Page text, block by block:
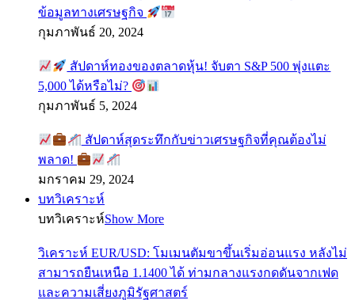
ข้อมูลทางเศรษฐกิจ
กุมภาพันธ์ 20, 2024
สัปดาห์ทองของตลาดหุ้น! จับตา S&P 500 พุ่งแตะ
5,000 ได้หรือไม่?
กุมภาพันธ์ 5, 2024
สัปดาห์สุดระทึกกับข่าวเศรษฐกิจที่คุณต้องไม่
พลาด!
มกราคม 29, 2024
บทวิเคราะห์
บทวิเคราะห์Show More
วิเคราะห์ EUR/USD: โมเมนตัมขาขึ้นเริ่มอ่อนแรง หลังไม่
สามารถยืนเหนือ 1.1400 ได้ ท่ามกลางแรงกดดันจากเฟด
และความเสี่ยงภูมิรัฐศาสตร์